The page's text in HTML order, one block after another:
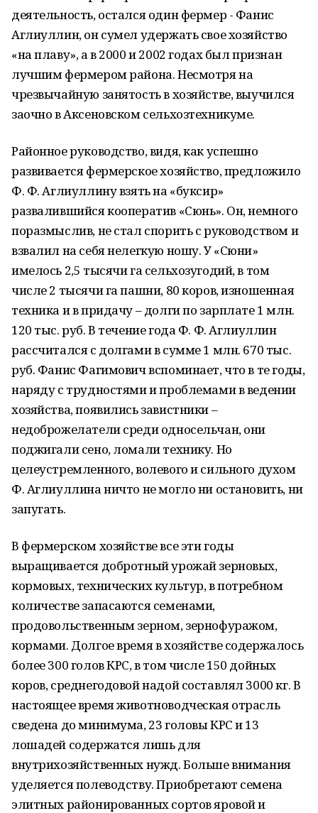
деятельность, остался один фермер - Фанис
Аглиуллин, он сумел удержать свое хозяйство
«на плаву», а в 2000 и 2002 годах был признан
лучшим фермером района. Несмотря на
чрезвычайную занятость в хозяйстве, выучился
заочно в Аксеновском сельхозтехникуме.
Районное руководство, видя, как успешно
развивается фермерское хозяйство, предложило
Ф. Ф. Аглиуллину взять на «буксир»
развалившийся кооператив «Сюнь». Он, немного
поразмыслив, не стал спорить с руководством и
взвалил на себя нелегкую ношу. У «Сюни»
имелось 2,5 тысячи га сельхозугодий, в том
числе 2 тысячи га пашни, 80 коров, изношенная
техника и в придачу – долги по зарплате 1 млн.
120 тыс. руб. В течение года Ф. Ф. Аглиуллин
рассчитался с долгами в сумме 1 млн. 670 тыс.
руб. Фанис Фагимович вспоминает, что в те годы,
наряду с трудностями и проблемами в ведении
хозяйства, появились завистники –
недоброжелатели среди односельчан, они
поджигали сено, ломали технику. Но
целеустремленного, волевого и сильного духом
Ф. Аглиуллина ничто не могло ни остановить, ни
запугать.
В фермерском хозяйстве все эти годы
выращивается добротный урожай зерновых,
кормовых, технических культур, в потребном
количестве запасаются семенами,
продовольственным зерном, зернофуражом,
кормами. Долгое время в хозяйстве содержалось
более 300 голов КРС, в том числе 150 дойных
коров, среднегодовой надой составлял 3000 кг. В
настоящее время животноводческая отрасль
сведена до минимума, 23 головы КРС и 13
лошадей содержатся лишь для
внутрихозяйственных нужд. Больше внимания
уделяется полеводству. Приобретают семена
элитных районированных сортов яровой и